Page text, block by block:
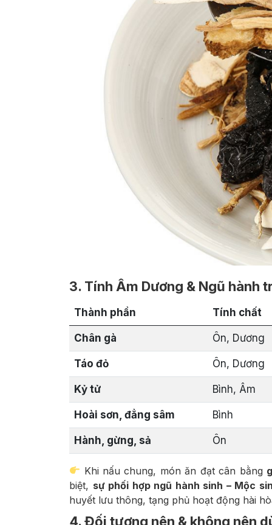
3. Tính Âm Dương & Ngũ hành
Thành phần Tính chất
Chân gà Ôn, Dương
Táo đỏ Ôn, Dương
Kỷ tử Bình, Âm
Hoài sơn, đẳng sâm Bình
Hành, gừng, sả Ôn
Khi nấu chung, món ăn đạt cân bằng
biệt, sự phối hợp ngũ hành sinh – Mộc
huyết lưu thông, tạng phủ hoạt động hài
4. Đối tượng nên & không nên